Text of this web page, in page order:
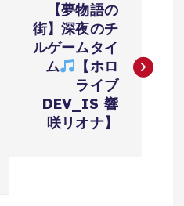
【夢物語の
街】深夜のチ
ルゲームタイ
ム
【ホロ
ライブ
DEV_IS 響
咲リオナ】